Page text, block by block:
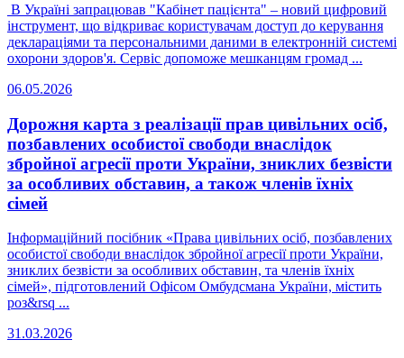
В Україні запрацював "Кабінет пацієнта" – новий цифровий
інструмент, що відкриває користувачам доступ до керування
деклараціями та персональними даними в електронній системі
охорони здоров'я. Сервіс допоможе мешканцям громад ...
06.05.2026
Дорожня карта з реалізації прав цивільних осіб,
позбавлених особистої свободи внаслідок
збройної агресії проти України, зниклих безвісти
за особливих обставин, а також членів їхніх
сімей
Інформаційний посібник «Права цивільних осіб, позбавлених
особистої свободи внаслідок збройної агресії проти України,
зниклих безвісти за особливих обставин, та членів їхніх
сімей», підготовлений Офісом Омбудсмана України, містить
роз&rsq ...
31.03.2026